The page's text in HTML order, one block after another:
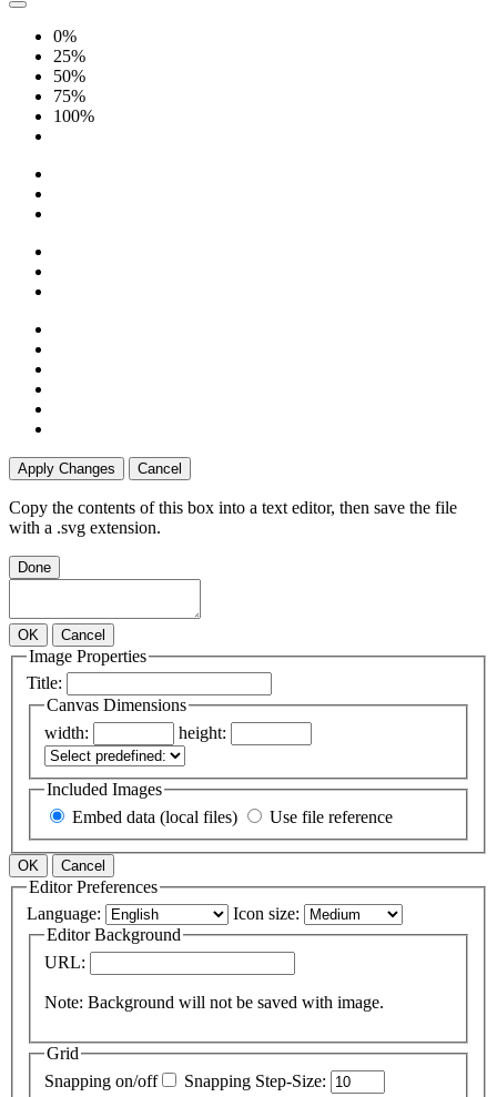
0%
25%
50%
75%
100%
Apply Changes Cancel
Copy the contents of this box into a text editor, then save the file
with a .svg extension.
Done
OK Cancel
Image Properties
Title:
Canvas Dimensions
width:
height:
Included Images
Embed data (local files)
Use file reference
OK Cancel
Editor Preferences
Language:
Icon size:
Editor Background
URL:
Note: Background will not be saved with image.
Grid
Snapping on/off
Snapping Step-Size: